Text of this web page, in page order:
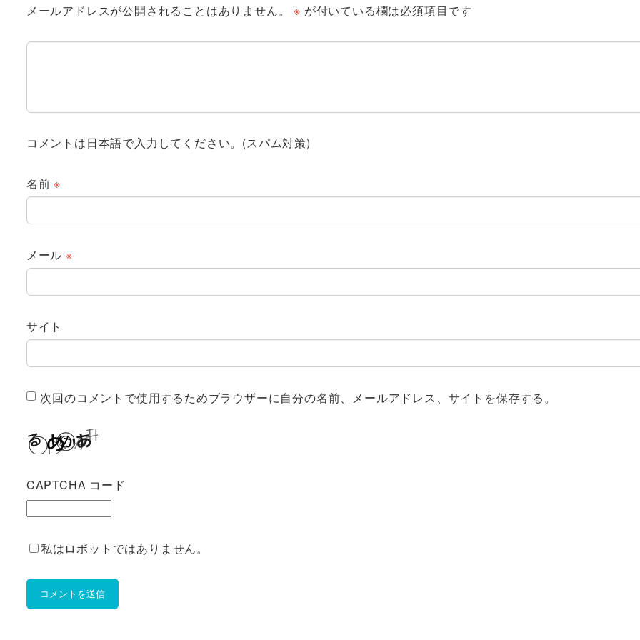
メールアドレスが公開されることはありません。 ※ が付いている欄は必須項目です
コメントは日本語で入力してください。(スパム対策)
名前※
メール ※
サイト
次回のコメントで使用するためブラウザーに自分の名前、メールアドレス、サイトを保存する。
CAPTCHA コード
私はロボットではありません。